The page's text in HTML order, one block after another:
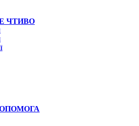
ЧТИВО